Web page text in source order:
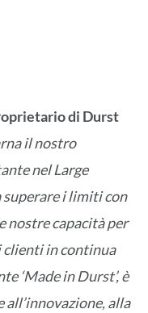
di Durst
il nostro
nel Large
i limiti con
nostre capacità per
clienti in continua
‘Made in Durst’, è
alla